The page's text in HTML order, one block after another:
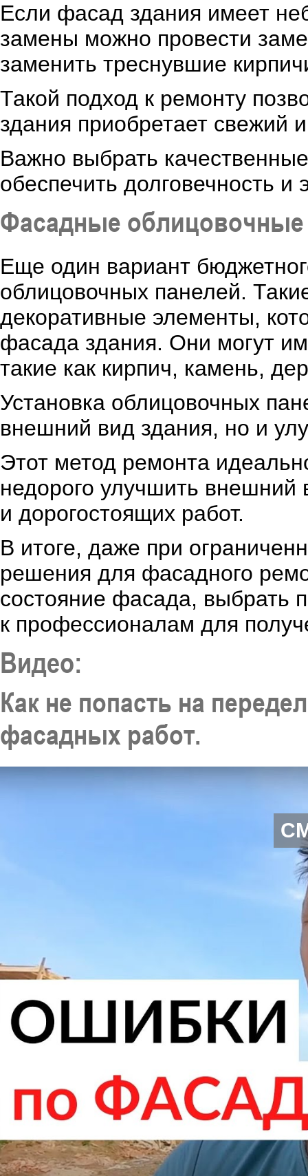
Если фасад здания имеет
замены можно провести
заменить треснувшие
Такой подход к ремонту
здания приобретает свежий
Важно выбрать
обеспечить долговечность и
Фасадные облицовочные
Еще один вариант
облицовочных панелей.
декоративные элементы,
фасада здания. Они могут
такие как кирпич, камень,
Установка облицовочных
внешний вид здания, но и
Этот метод ремонта
недорого улучшить внешний
и дорогостоящих работ.
В итоге, даже при
решения для фасадного
состояние фасада, выбрать
к профессионалам для
Видео:
Как не попасть на
фасадных работ.